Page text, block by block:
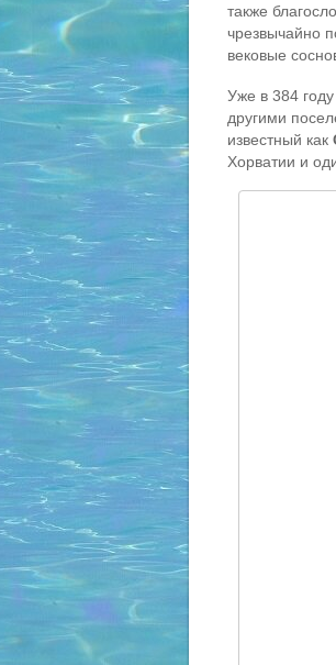
также
чрезвычайно
вековые
Уже в 384
другими
известный как
Хорватии и